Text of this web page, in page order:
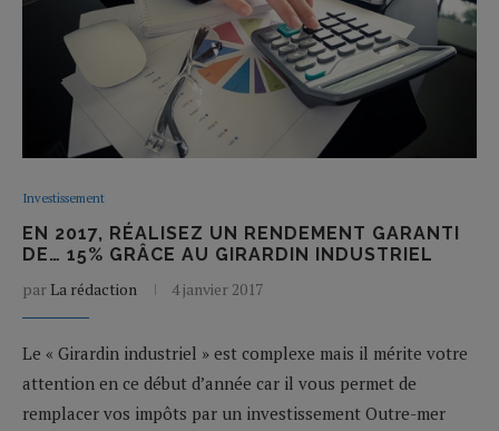
Investissement
EN 2017, RÉALISEZ UN RENDEMENT GARANTI
DE… 15% GRÂCE AU GIRARDIN INDUSTRIEL
par La rédaction 4 janvier 2017
Le « Girardin industriel » est complexe mais il mérite votre
attention en ce début d’année car il vous permet de
remplacer vos impôts par un investissement Outre-mer